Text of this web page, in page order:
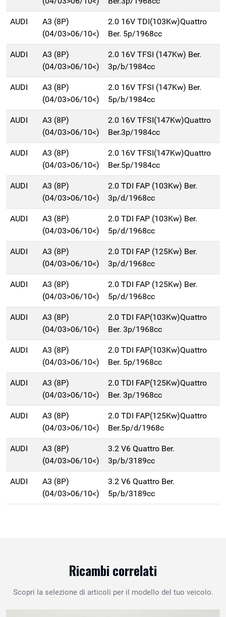
AUDI
A3 (8P)
(04/03>06/10<)
2.0 16V TDI(103Kw)Quattro
Ber. 5p/1968cc
AUDI
A3 (8P)
(04/03>06/10<)
2.0 16V TFSI (147Kw) Ber.
3p/b/1984cc
AUDI
A3 (8P)
(04/03>06/10<)
2.0 16V TFSI (147Kw) Ber.
5p/b/1984cc
AUDI
A3 (8P)
(04/03>06/10<)
2.0 16V TFSI(147Kw)Quattro
Ber.3p/1984cc
AUDI
A3 (8P)
(04/03>06/10<)
2.0 16V TFSI(147Kw)Quattro
Ber.5p/1984cc
AUDI
A3 (8P)
(04/03>06/10<)
2.0 TDI FAP (103Kw) Ber.
3p/d/1968cc
AUDI
A3 (8P)
(04/03>06/10<)
2.0 TDI FAP (103Kw) Ber.
5p/d/1968cc
AUDI
A3 (8P)
(04/03>06/10<)
2.0 TDI FAP (125Kw) Ber.
3p/d/1968cc
AUDI
A3 (8P)
(04/03>06/10<)
2.0 TDI FAP (125Kw) Ber.
5p/d/1968cc
AUDI
A3 (8P)
(04/03>06/10<)
2.0 TDI FAP(103Kw)Quattro
Ber. 3p/1968cc
AUDI
A3 (8P)
(04/03>06/10<)
2.0 TDI FAP(103Kw)Quattro
Ber. 5p/1968cc
AUDI
A3 (8P)
(04/03>06/10<)
2.0 TDI FAP(125Kw)Quattro
Ber. 3p/1968cc
AUDI
A3 (8P)
(04/03>06/10<)
2.0 TDI FAP(125Kw)Quattro
Ber.5p/d/1968c
AUDI
A3 (8P)
(04/03>06/10<)
3.2 V6 Quattro Ber.
3p/b/3189cc
AUDI
A3 (8P)
(04/03>06/10<)
3.2 V6 Quattro Ber.
5p/b/3189cc
Ricambi correlati
Scopri la selezione di articoli per il modello del tuo veicolo.